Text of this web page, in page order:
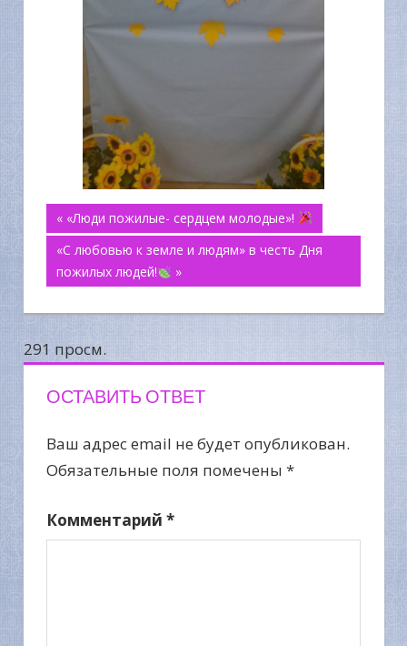
Навигация
по
« «Люди пожилые- сердцем молодые»!
«С любовью к земле и людям» в честь Дня
пожилых людей!
»
291 просм.
ОСТАВИТЬ ОТВЕТ
Ваш адрес email не будет опубликован.
Обязательные поля помечены *
Комментарий *